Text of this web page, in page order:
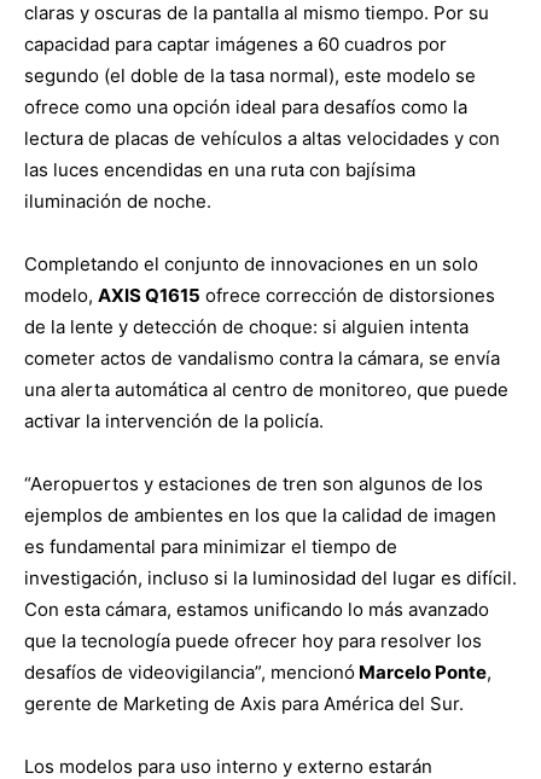
claras y oscuras de la pantalla al mismo tiempo. Por su
capacidad para captar imágenes a 60 cuadros por
segundo (el doble de la tasa normal), este modelo se
ofrece como una opción ideal para desafíos como la
lectura de placas de vehículos a altas velocidades y con
las luces encendidas en una ruta con bajísima
iluminación de noche.
Completando el conjunto de innovaciones en un solo
modelo, AXIS Q1615 ofrece corrección de distorsiones
de la lente y detección de choque: si alguien intenta
cometer actos de vandalismo contra la cámara, se envía
una alerta automática al centro de monitoreo, que puede
activar la intervención de la policía.
“Aeropuertos y estaciones de tren son algunos de los
ejemplos de ambientes en los que la calidad de imagen
es fundamental para minimizar el tiempo de
investigación, incluso si la luminosidad del lugar es difícil.
Con esta cámara, estamos unificando lo más avanzado
que la tecnología puede ofrecer hoy para resolver los
desafíos de videovigilancia”, mencionó Marcelo Ponte,
gerente de Marketing de Axis para América del Sur.
Los modelos para uso interno y externo estarán